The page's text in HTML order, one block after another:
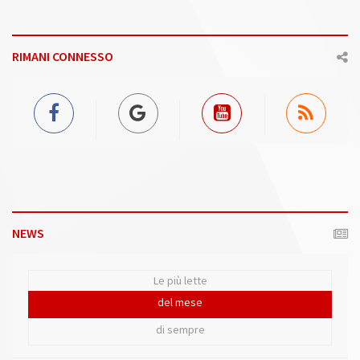
RIMANI CONNESSO
NEWS
Le più lette
del mese
di sempre